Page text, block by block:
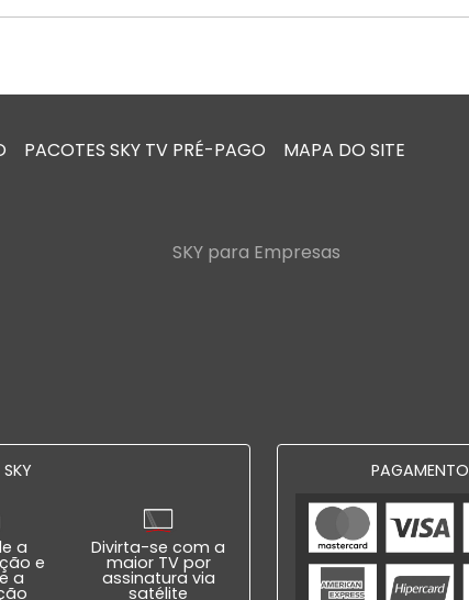
PACOTES SKY TV PRÉ-PAGO MAPA DO SITE
SKY para Empresas
a
e
a
Divirta-se com a
maior TV por
assinatura via
satélite
PAGAMENTO